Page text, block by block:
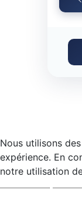
Nous utilisons
expérience. En
notre utilisation